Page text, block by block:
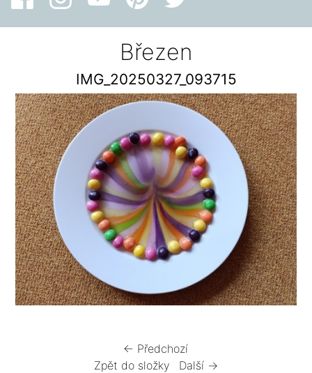
Březen
IMG_20250327_093715
← Předchozí
Zpět do složky
Další →